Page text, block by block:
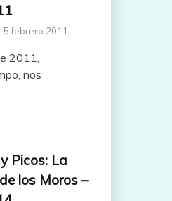
5 febrero 2011
2011,
nos
Picos: La
los Moros –